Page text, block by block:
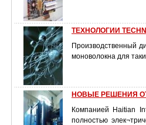
ТЕХНОЛОГИИ
Производственный
моноволокна для
НОВЫЕ РЕШЕНИЯ ОТ
Компанией Haitian
полностью